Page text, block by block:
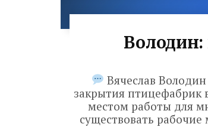
Володин:
Вячеслав
закрытия птицефабрик
местом работы для
существовать